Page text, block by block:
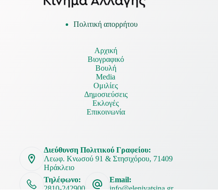
Πολιτική απορρήτου
Αρχική
Βιογραφικό
Βουλή
Media
Ομιλίες
Δημοσιεύσεις
Εκλογές
Επικοινωνία
Διεύθυνση Πολιτικού Γραφείου:
Λεωφ. Κνωσού 91 & Στησιχόρου, 71409
Ηράκλειο
Τηλέφωνο:
2810-242900
Email:
info@elenivatsina.gr